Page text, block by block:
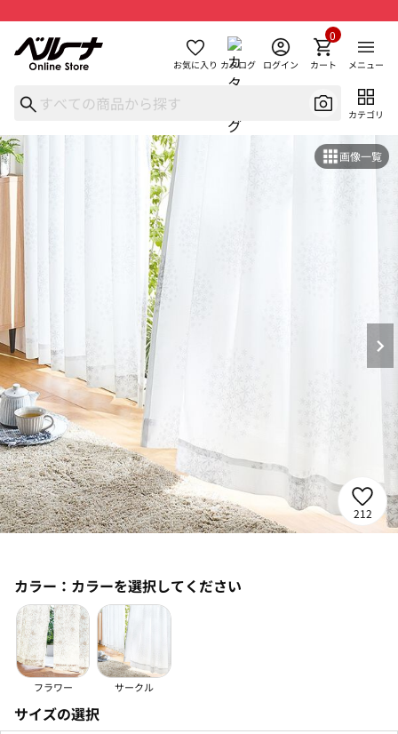
お気に入り カタログ ログイン カート
0
メニュー
カテゴリ
画像一覧
212
カラー： カラーを選択してください
フラワー サークル
サイズの選択